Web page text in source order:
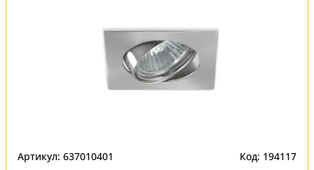
Артикул: 637010401 Код: 194117